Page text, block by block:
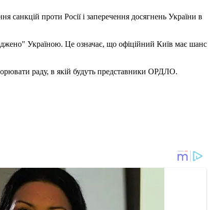
проти Росії і заперечення досягнень України в
Україною. Це означає, що офіційний Київ має шанс
раду, в якій будуть представники ОРДЛО.